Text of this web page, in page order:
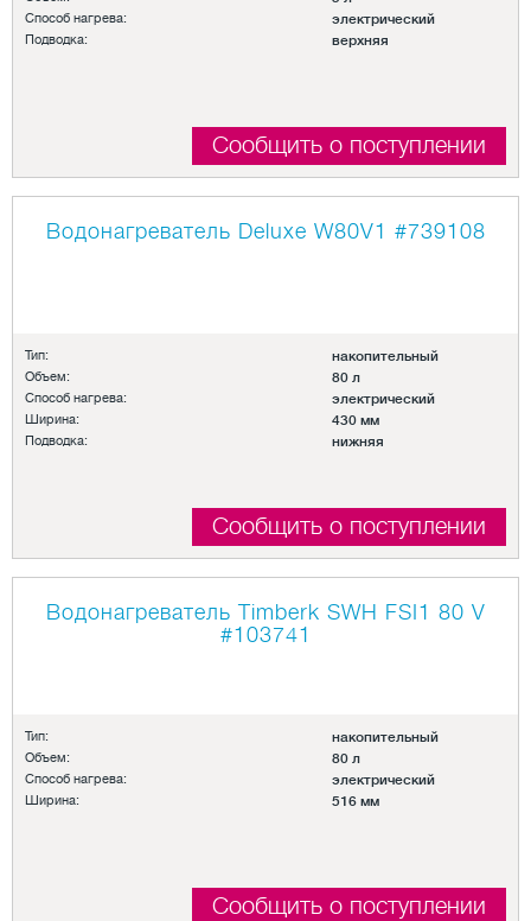
Способ нагрева: электрический
Подводка: верхняя
Сообщить о поступлении
Водонагреватель Deluxe W80V1 #739108
Тип: накопительный
Объем: 80 л
Способ нагрева: электрический
Ширина: 430 мм
Подводка: нижняя
Сообщить о поступлении
Водонагреватель Timberk SWH FSI1 80 V
#103741
Тип: накопительный
Объем: 80 л
Способ нагрева: электрический
Ширина: 516 мм
Сообщить о поступлении